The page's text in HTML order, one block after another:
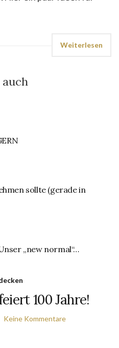
Weiterlesen
sollte (gerade in
„new normal“…
100 Jahre!
Keine Kommentare